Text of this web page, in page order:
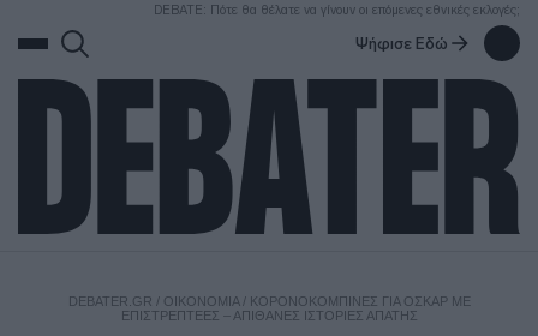
DEBATE: Πότε θα θέλατε να γίνουν οι επόμενες εθνικές εκλογές;
Ψήφισε Εδώ
DEBATER.GR / ΟΙΚΟΝΟΜΙΑ/ ΚΟΡΟΝΟΚΟΜΠΊΝΕΣ ΓΙΑ ΌΣΚΑΡ ΜΕ
ΕΠΙΣΤΡΕΠΤΈΕΣ – ΑΠΊΘΑΝΕΣ ΙΣΤΟΡΊΕΣ ΑΠΆΤΗΣ